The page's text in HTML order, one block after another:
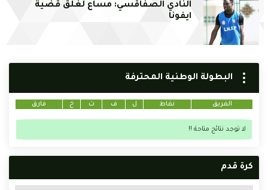
النادي الصفاقسي: مساع لغلق قضية
ايفونا
البطولة الوطنية المحترفة
الفريق نقاط ل ف ت خ فارق
لا توجد نتائج متاحة !!
كرة قدم